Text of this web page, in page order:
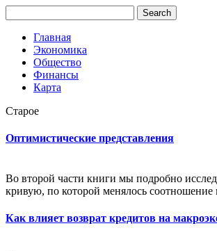
Главная
Экономика
Общество
Финансы
Карта
Старое
Оптимистические представления
Во второй части книги мы подробно
кривую, по которой менялось соотношение
Как влияет возврат кредитов на